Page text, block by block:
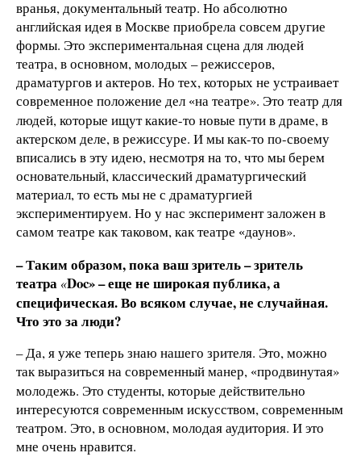
вранья, документальный театр. Но абсолютно
английская идея в Москве приобрела совсем другие
формы. Это экспериментальная сцена для людей
театра, в основном, молодых – режиссеров,
драматургов и актеров. Но тех, которых не устраивает
современное положение дел «на театре». Это театр для
людей, которые ищут какие-то новые пути в драме, в
актерском деле, в режиссуре. И мы как-то по-своему
вписались в эту идею, несмотря на то, что мы берем
основательный, классический драматургический
материал, то есть мы не с драматургией
экспериментируем. Но у нас эксперимент заложен в
самом театре как таковом, как театре «даунов».
– Таким образом, пока ваш зритель – зритель
театра «Doc» – еще не широкая публика, а
специфическая. Во всяком случае, не случайная.
Что это за люди?
– Да, я уже теперь знаю нашего зрителя. Это, можно
так выразиться на современный манер, «продвинутая»
молодежь. Это студенты, которые действительно
интересуются современным искусством, современным
театром. Это, в основном, молодая аудитория. И это
мне очень нравится.